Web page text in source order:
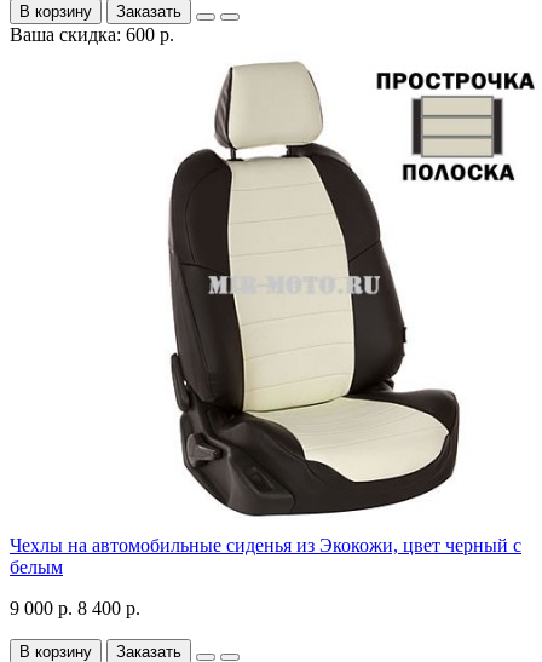
В корзину Заказать
Ваша скидка: 600 р.
Чехлы на автомобильные сиденья из Экокожи, цвет черный с
белым
9 000 р. 8 400 р.
В корзину Заказать